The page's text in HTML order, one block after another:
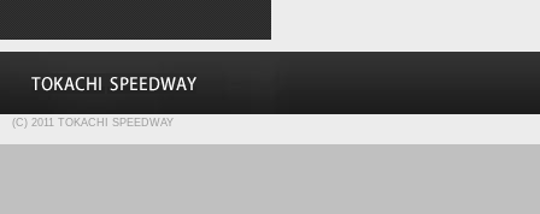
(C) 2011 TOKACHI SPEEDWAY